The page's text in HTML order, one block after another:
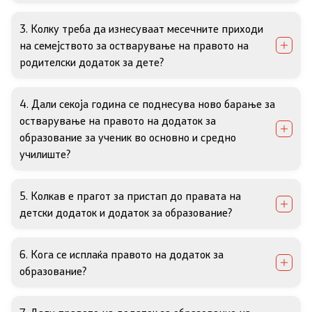
Односи со јавност
Соопштенија
Слободен пристап до информации
Јавни набавки
Финансиска транспарентност
Социјална и детска заштита
3. Колку треба да изнесуваат месечните приходи
на семејството за остварување на правото на
родителски додаток за дете?
4. Дали секоја година се поднесува ново барање за
остварување на правото на додаток за
образование за ученик во основно и среднo
училиште?
5. Колкав е прагот за пристап до правата на
детски додаток и додаток за образование?
6. Кога се исплаќа правото на додаток за
образование?